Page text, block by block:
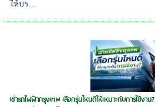
ให้บร...
เช่ารถไฟฟ้ากรุงเทพ เลือกรุ่นไหนดีให้เหมาะกับการใช้งาน?